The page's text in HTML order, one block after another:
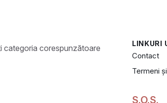
LINKURI
Contact
Termeni
S.O.S.